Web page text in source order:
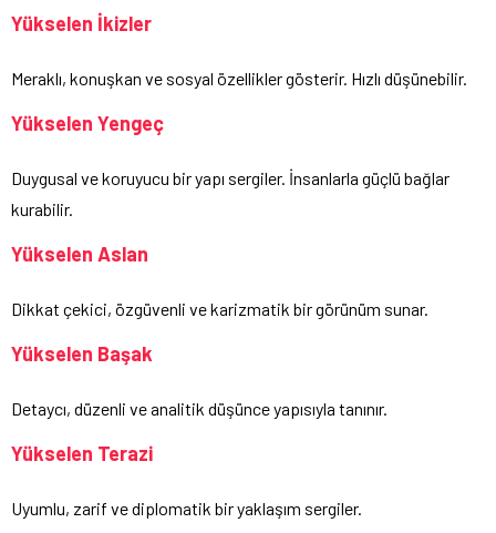
Yükselen İkizler
Meraklı, konuşkan ve sosyal özellikler gösterir. Hızlı düşünebilir.
Yükselen Yengeç
Duygusal ve koruyucu bir yapı sergiler. İnsanlarla güçlü bağlar
kurabilir.
Yükselen Aslan
Dikkat çekici, özgüvenli ve karizmatik bir görünüm sunar.
Yükselen Başak
Detaycı, düzenli ve analitik düşünce yapısıyla tanınır.
Yükselen Terazi
Uyumlu, zarif ve diplomatik bir yaklaşım sergiler.